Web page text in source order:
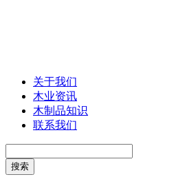
关于我们
木业资讯
木制品知识
联系我们